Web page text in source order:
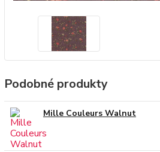
Podobné produkty
Mille Couleurs Walnut